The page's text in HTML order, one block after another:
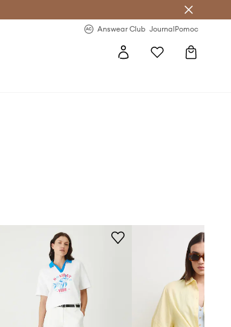
Answear Club JournalPomoc